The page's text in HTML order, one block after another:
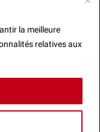
la meilleure
relatives aux
la meilleure
relatives